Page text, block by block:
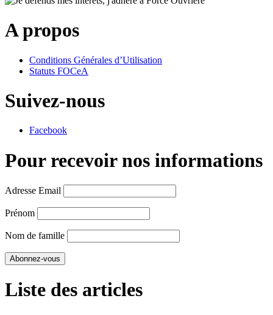
A propos
Conditions Générales d’Utilisation
Statuts FOCeA
Suivez-nous
Facebook
Pour recevoir nos informations
Adresse Email
Prénom
Nom de famille
Liste des articles